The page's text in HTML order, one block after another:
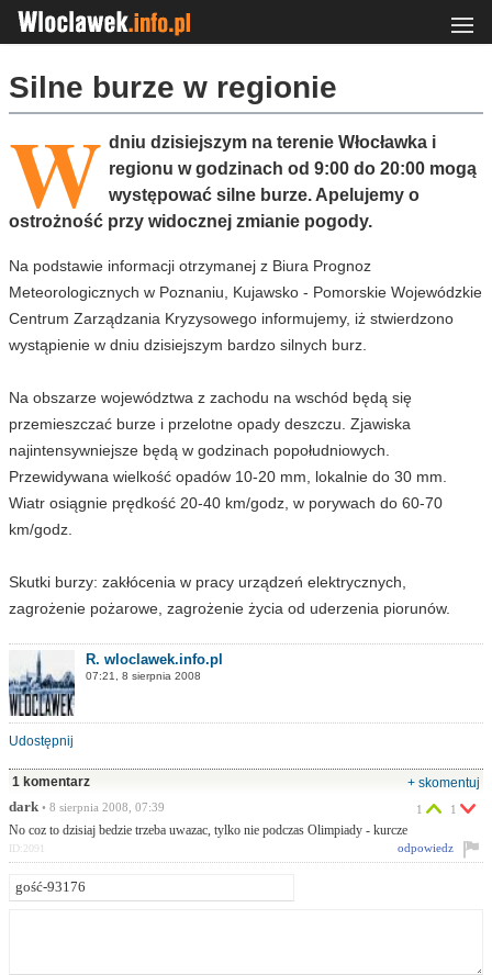
Silne burze w regionie
W dniu dzisiejszym na terenie Włocławka i
regionu w godzinach od 9:00 do 20:00 mogą
występować silne burze. Apelujemy o
ostrożność przy widocznej zmianie pogody.
Na podstawie informacji otrzymanej z Biura Prognoz
Meteorologicznych w Poznaniu, Kujawsko - Pomorskie Wojewódzkie
Centrum Zarządzania Kryzysowego informujemy, iż stwierdzono
wystąpienie w dniu dzisiejszym bardzo silnych burz.
Na obszarze województwa z zachodu na wschód będą się
przemieszczać burze i przelotne opady deszczu. Zjawiska
najintensywniejsze będą w godzinach popołudniowych.
Przewidywana wielkość opadów 10-20 mm, lokalnie do 30 mm.
Wiatr osiągnie prędkość 20-40 km/godz, w porywach do 60-70
km/godz.
Skutki burzy: zakłócenia w pracy urządzeń elektrycznych,
zagrożenie pożarowe, zagrożenie życia od uderzenia piorunów.
R. wloclawek.info.pl
07:21, 8 sierpnia 2008
Udostępnij
1 komentarz
+ skomentuj
dark • 8 sierpnia 2008, 07:39
No coz to dzisiaj bedzie trzeba uwazac, tylko nie podczas Olimpiady - kurcze
1 1
odpowiedz
ID:2091